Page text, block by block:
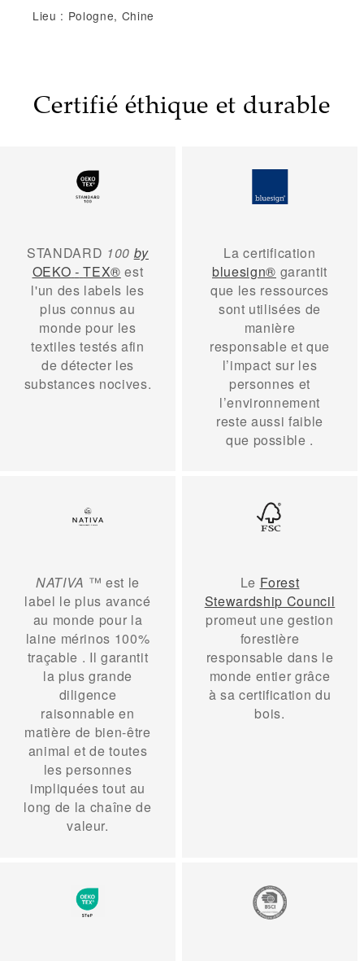
Lieu : Pologne, Chine
Certifié éthique et durable
STANDARD 100 by
OEKO - TEX® est
l'un des labels les
plus connus au
monde pour les
textiles testés afin
de détecter les
substances nocives.
La certification
bluesign® garantit
que les ressources
sont utilisées de
manière
responsable et que
l’impact sur les
personnes et
l’environnement
reste aussi faible
que possible .
NATIVA ™ est le
label le plus avancé
au monde pour la
laine mérinos 100%
traçable . Il garantit
la plus grande
diligence
raisonnable en
matière de bien-être
animal et de toutes
les personnes
impliquées tout au
long de la chaîne de
valeur.
Le Forest
Stewardship Council
promeut une gestion
forestière
responsable dans le
monde entier grâce
à sa certification du
bois.